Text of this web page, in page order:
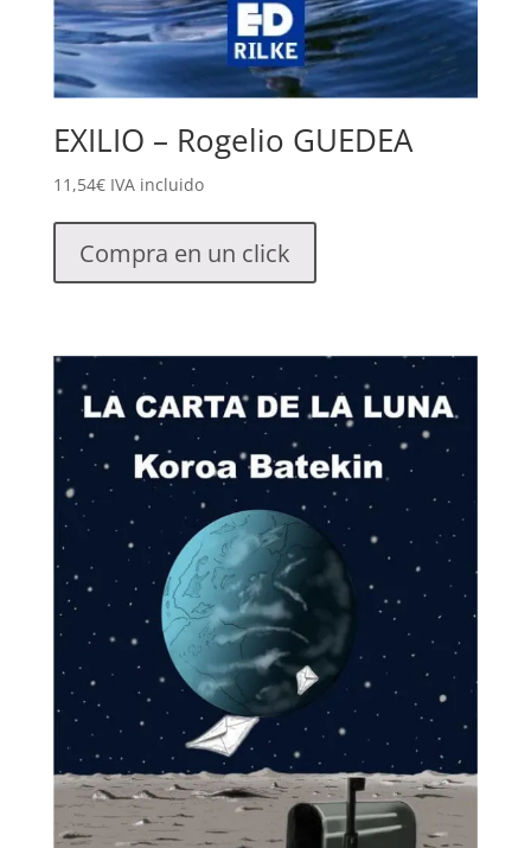
EXILIO – Rogelio GUEDEA
11,54€ IVA incluido
Compra en un click